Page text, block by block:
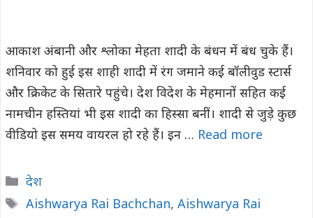
आकाश अंबानी और श्लोका मेहता शादी के बंधन में बंध चुके हैं।
शनिवार को हुई इस शाही शादी में रंग जमाने कई बॉलीवुड स्टार्स
और क्रिकेट के सितारे पहुंचे। देश विदेश के मेहमानों सहित कई
नामचीन हस्तियां भी इस शादी का हिस्सा बनीं। शादी से जुड़े कुछ
वीडियो इस समय वायरल हो रहे हैं। इन … Read more
Categories
देश
Tags
Aishwarya Rai Bachchan, Aishwarya Rai